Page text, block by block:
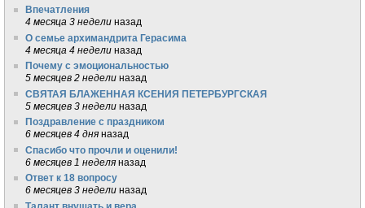
Впечатления
4 месяца 3 недели назад
О семье архимандрита Герасима
4 месяца 4 недели назад
Почему с эмоциональностью
5 месяцев 2 недели назад
СВЯТАЯ БЛАЖЕННАЯ КСЕНИЯ ПЕТЕРБУРГСКАЯ
5 месяцев 3 недели назад
Поздравление с праздником
6 месяцев 4 дня назад
Спасибо что прочли и оценили!
6 месяцев 1 неделя назад
Ответ к 18 вопросу
6 месяцев 3 недели назад
Талант внушать и вера